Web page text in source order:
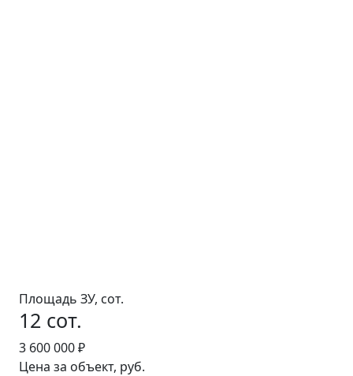
Площадь ЗУ, сот.
12 сот.
3 600 000 ₽
Цена за объект, руб.